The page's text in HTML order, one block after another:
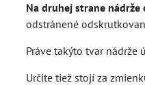
Na druhej strane nádrže
odstránené
Práve takýto tvar nádrže
Určite tiež stojí za